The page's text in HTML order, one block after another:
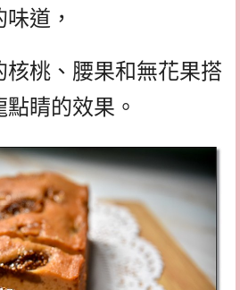
道，
核桃、腰果和無花果搭
睛的效果。